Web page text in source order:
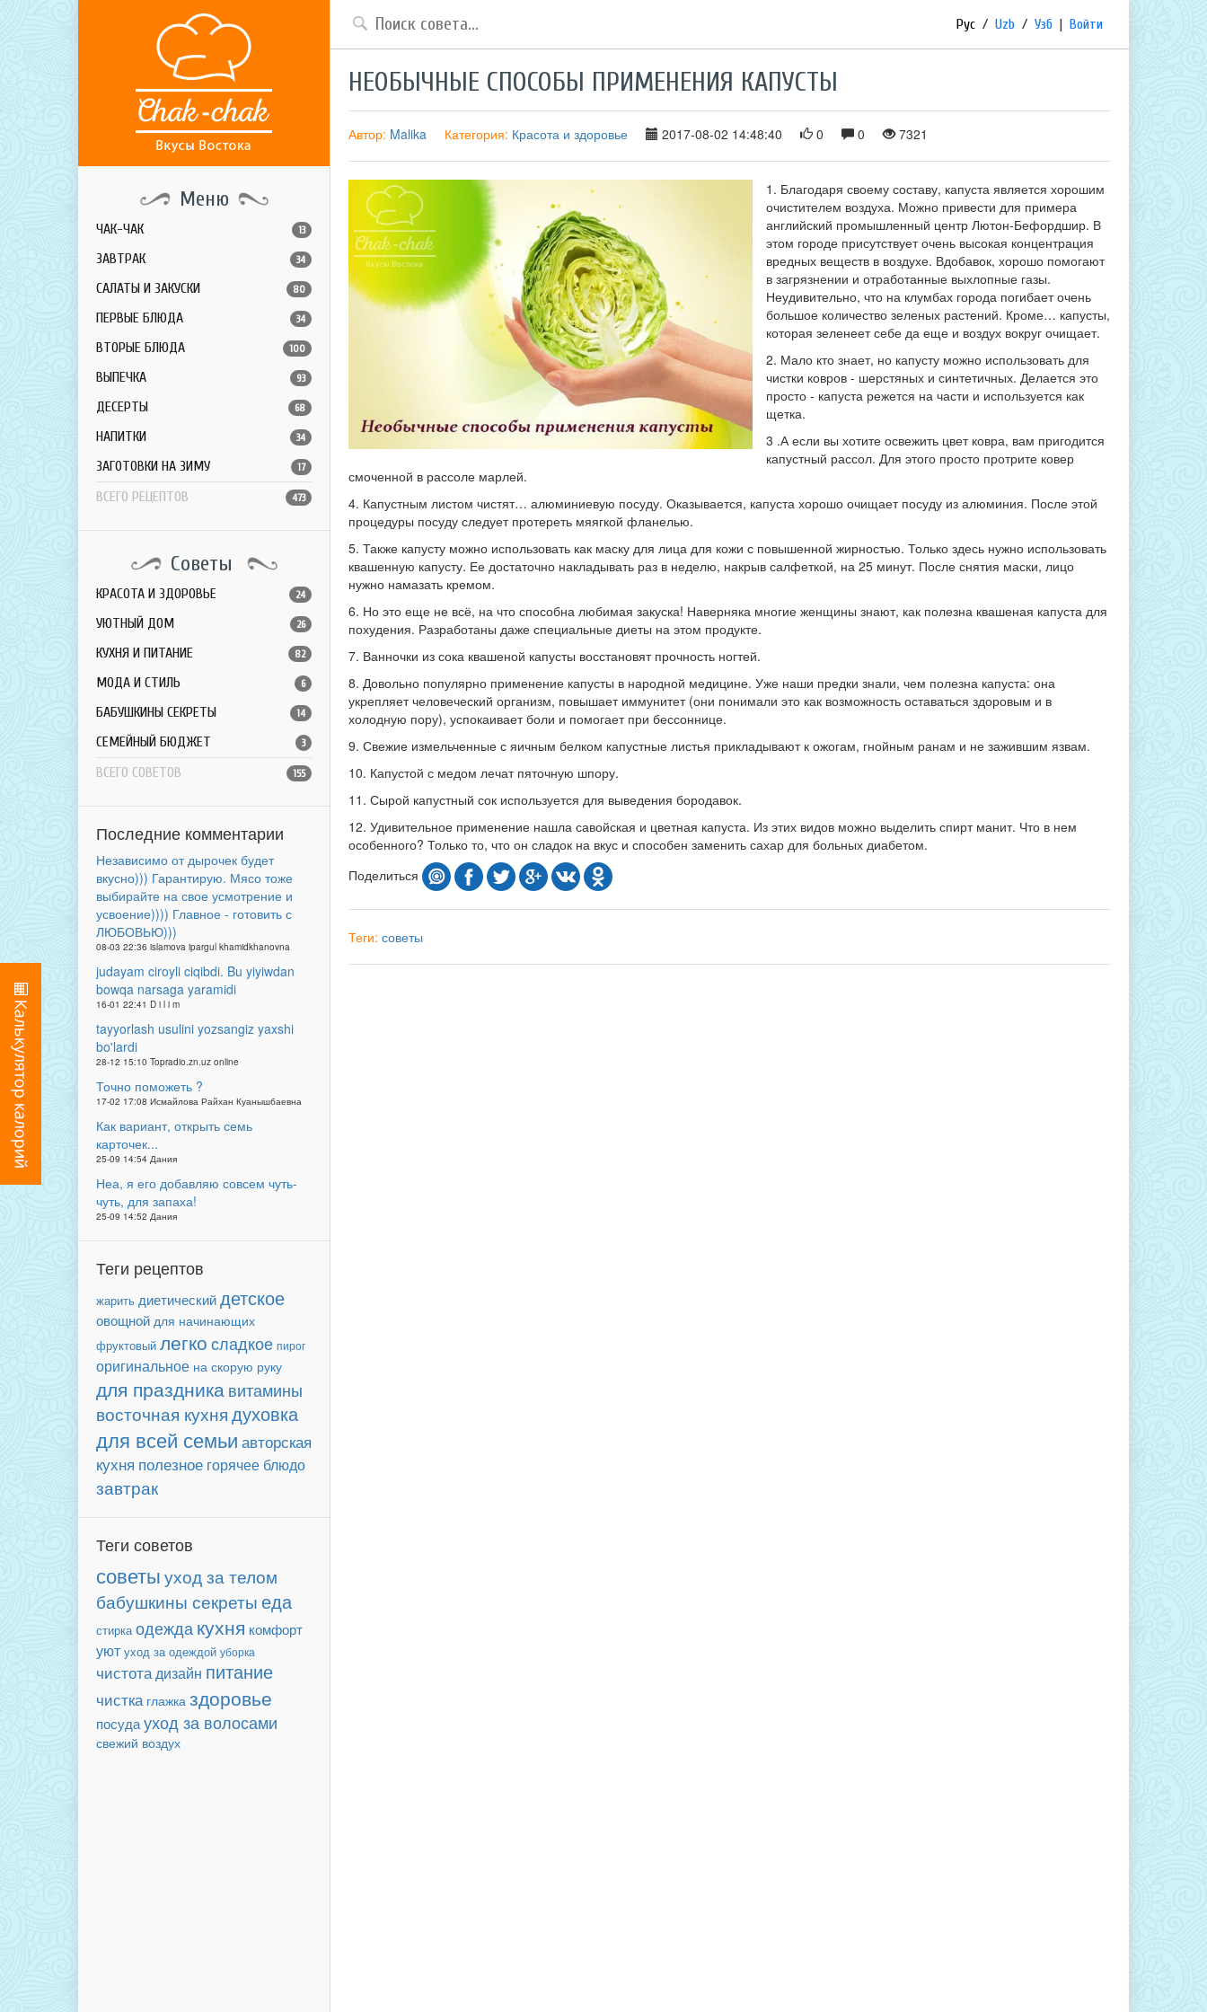
Меню
ЧАК-ЧАК 13
ЗАВТРАК 34
САЛАТЫ И ЗАКУСКИ 80
ПЕРВЫЕ БЛЮДА 34
ВТОРЫЕ БЛЮДА 100
ВЫПЕЧКА 93
ДЕСЕРТЫ 68
НАПИТКИ 34
ЗАГОТОВКИ НА ЗИМУ 17
ВСЕГО РЕЦЕПТОВ 473
Советы
КРАСОТА И ЗДОРОВЬЕ 24
УЮТНЫЙ ДОМ 26
КУХНЯ И ПИТАНИЕ 82
МОДА И СТИЛЬ 6
БАБУШКИНЫ СЕКРЕТЫ 14
СЕМЕЙНЫЙ БЮДЖЕТ 3
ВСЕГО СОВЕТОВ 155
Последние комментарии
Независимо от дырочек будет
вкусно))) Гарантирую. Мясо тоже
выбирайте на свое усмотрение и
усвоение)))) Главное - готовить с
ЛЮБОВЬЮ)))
08-03 22:36 islamova ipargul khamidkhanovna
judayam ciroyli ciqibdi. Bu yiyiwdan
bowqa narsaga yaramidi
16-01 22:41 D i l i m
tayyorlash usulini yozsangiz yaxshi
bo'lardi
28-12 15:10 Topradio.zn.uz online
Точно поможеть ?
17-02 17:08 Исмайлова Райхан Куанышбаевна
Как вариант, открыть семь
карточек...
25-09 14:54 Дания
Неа, я его добавляю совсем чуть-
чуть, для запаха!
25-09 14:52 Дания
Теги рецептов
жарить диетическийдетское
овощной для начинающих
фруктовый легкосладкое пирог
оригинальное на скорую руку
для праздника витамины
восточная кухнядуховка
для всей семьи авторская
кухня полезное горячее блюдо
завтрак
Теги советов
советыуход за телом
бабушкины секретыеда
стирка одежда кухня комфорт
уют уход за одеждой уборка
чистотадизайн питание
чистка глажка здоровье
посудауход за волосами
свежий воздух
Рус / Uzb / Узб | Войти
НЕОБЫЧНЫЕ СПОСОБЫ ПРИМЕНЕНИЯ КАПУСТЫ
Автор: Malika Категория: Красота и здоровье 2017-08-02 14:48:40 0 0 7321
1. Благодаря своему составу, капуста является хорошим
очистителем воздуха. Можно привести для примера
английский промышленный центр Лютон-Бефордшир. В
этом городе присутствует очень высокая концентрация
вредных веществ в воздухе. Вдобавок, хорошо помогают
в загрязнении и отработанные выхлопные газы.
Неудивительно, что на клумбах города погибает очень
большое количество зеленых растений. Кроме… капусты,
которая зеленеет себе да еще и воздух вокруг очищает.
2. Мало кто знает, но капусту можно использовать для
чистки ковров - шерстяных и синтетичных. Делается это
просто - капуста режется на части и используется как
щетка.
3 .А если вы хотите освежить цвет ковра, вам пригодится
капустный рассол. Для этого просто протрите ковер
смоченной в рассоле марлей.
4. Капустным листом чистят… алюминиевую посуду. Оказывается, капуста хорошо очищает посуду из алюминия. После этой
процедуры посуду следует протереть мяягкой фланелью.
5. Также капусту можно использовать как маску для лица для кожи с повышенной жирностью. Только здесь нужно использовать
квашенную капусту. Ее достаточно накладывать раз в неделю, накрыв салфеткой, на 25 минут. После снятия маски, лицо
нужно намазать кремом.
6. Но это еще не всё, на что способна любимая закуска! Наверняка многие женщины знают, как полезна квашеная капуста для
похудения. Разработаны даже специальные диеты на этом продукте.
7. Ванночки из сока квашеной капусты восстановят прочность ногтей.
8. Довольно популярно применение капусты в народной медицине. Уже наши предки знали, чем полезна капуста: она
укрепляет человеческий организм, повышает иммунитет (они понимали это как возможность оставаться здоровым и в
холодную пору), успокаивает боли и помогает при бессоннице.
9. Свежие измельченные с яичным белком капустные листья прикладывают к ожогам, гнойным ранам и не зажившим язвам.
10. Капустой с медом лечат пяточную шпору.
11. Сырой капустный сок используется для выведения бородавок.
12. Удивительное применение нашла савойская и цветная капуста. Из этих видов можно выделить спирт манит. Что в нем
особенного? Только то, что он сладок на вкус и способен заменить сахар для больных диабетом.
Поделиться
Теги: советы